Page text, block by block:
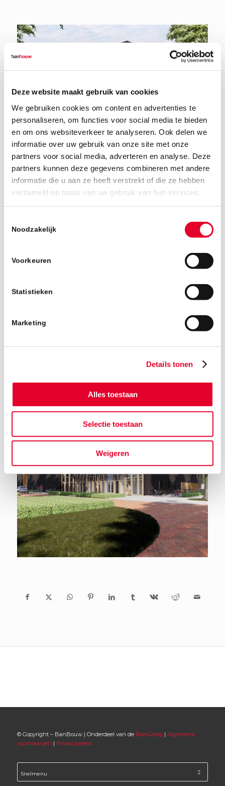
Deze website maakt gebruik van cookies
We gebruiken cookies om content en advertenties te
personaliseren, om functies voor social media te bieden
en om ons websiteverkeer te analyseren. Ook delen we
informatie over uw gebruik van onze site met onze
partners voor social media, adverteren en analyse. Deze
partners kunnen deze gegevens combineren met andere
informatie die u aan ze heeft verstrekt of die ze hebben
verzameld op basis van uw gebruik van hun services.
Noodzakelijk
Voorkeuren
Statistieken
Marketing
Details tonen
Alles toestaan
Selectie toestaan
Weigeren
11 december 2024
Terug naar het nieuwsoverzicht
© Copyright – BanBouw | Onderdeel van de BanGroep| Algemene
voorwaarden | Privacybeleid